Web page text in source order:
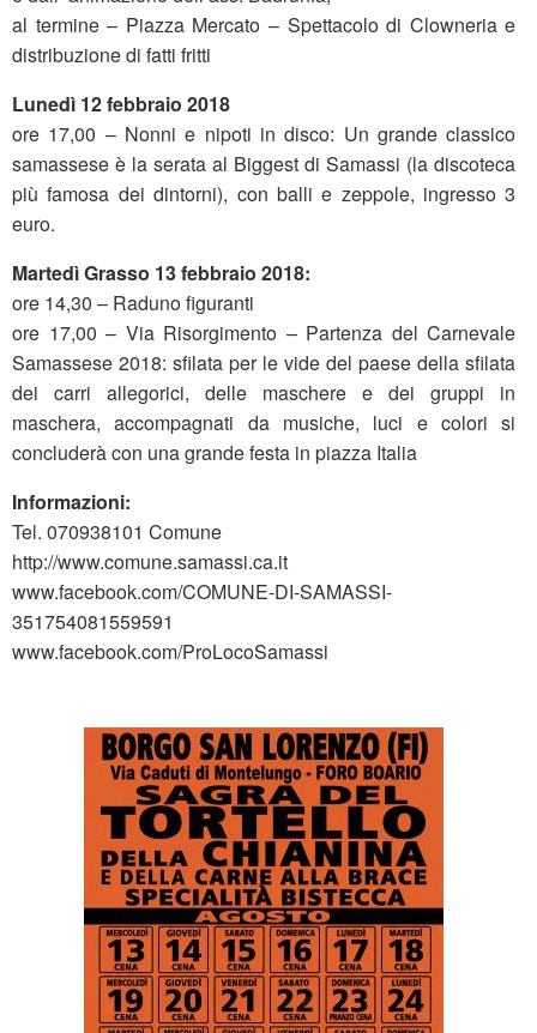
al termine – Piazza Mercato – Spettacolo di Clowneria e
distribuzione di fatti fritti
Lunedì 12 febbraio 2018
ore 17,00 – Nonni e nipoti in disco: Un grande classico
samassese è la serata al Biggest di Samassi (la discoteca
più famosa dei dintorni), con balli e zeppole, ingresso 3
euro.
Martedì Grasso 13 febbraio 2018:
ore 14,30 – Raduno figuranti
ore 17,00 – Via Risorgimento – Partenza del Carnevale
Samassese 2018: sfilata per le vide del paese della sfilata
dei carri allegorici, delle maschere e dei gruppi in
maschera, accompagnati da musiche, luci e colori si
concluderà con una grande festa in piazza Italia
Informazioni:
Tel. 070938101 Comune
http://www.comune.samassi.ca.it
www.facebook.com/COMUNE-DI-SAMASSI-
351754081559591
www.facebook.com/ProLocoSamassi